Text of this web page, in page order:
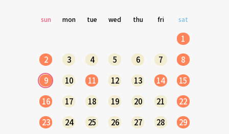
sun mon tue wed thu fri sat
1
2
3 4 5 6 7
8
9
10 11 12 13 14
15
16
17 18 19 20 21
22
23
24 25 26 27 28
29